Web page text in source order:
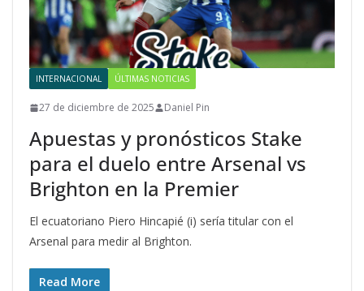
INTERNACIONAL ÚLTIMAS NOTICIAS
27 de diciembre de 2025 Daniel Pin
Apuestas y pronósticos Stake
para el duelo entre Arsenal vs
Brighton en la Premier
El ecuatoriano Piero Hincapié (i) sería titular con el
Arsenal para medir al Brighton.
Read More